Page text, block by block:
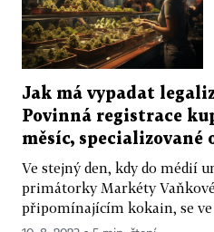
Jak má vypadat
Povinná registrace
měsíc, specializované
Ve stejný den, kdy do médií
primátorky Markéty
připomínajícím kokain, se